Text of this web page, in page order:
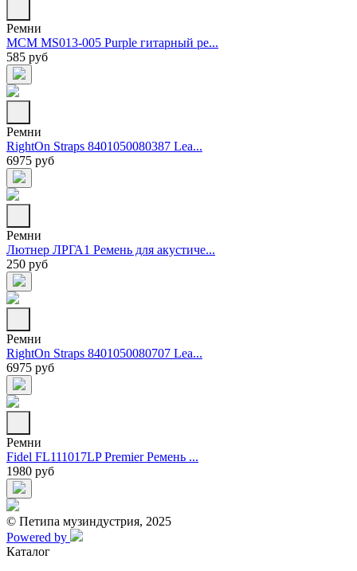
Ремни
MCM MS013-005 Purple гитарный ре...
585 руб
Ремни
RightOn Straps 8401050080387 Lea...
6975 руб
Ремни
Лютнер ЛРГА1 Ремень для акустиче...
250 руб
Ремни
RightOn Straps 8401050080707 Lea...
6975 руб
Ремни
Fidel FL111017LP Premier Ремень ...
1980 руб
© Петипа музиндустрия, 2025
Powered by
Каталог